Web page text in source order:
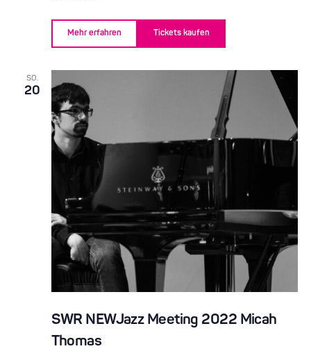
Mehr erfahren Tickets kaufen
SO.
20
SWR NEWJazz Meeting 2022 Micah
Thomas